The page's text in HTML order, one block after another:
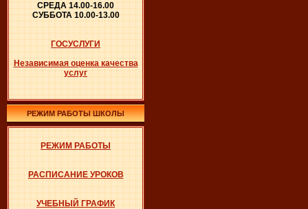
СРЕДА 14.00-16.00
СУББОТА 10.00-13.00
ГОСУСЛУГИ
Независимая оценка качества
услуг
РЕЖИМ РАБОТЫ ШКОЛЫ
РЕЖИМ РАБОТЫ
РАСПИСАНИЕ УРОКОВ
УЧЕБНЫЙ ГРАФИК